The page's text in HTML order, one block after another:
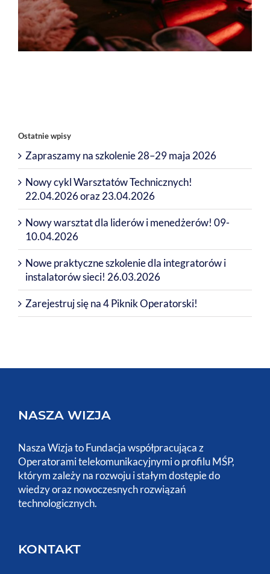
Ostatnie wpisy
Zapraszamy na szkolenie 28–29 maja 2026
Nowy cykl Warsztatów Technicznych!
22.04.2026 oraz 23.04.2026
Nowy warsztat dla liderów i menedżerów! 09-
10.04.2026
Nowe praktyczne szkolenie dla integratorów i
instalatorów sieci! 26.03.2026
Zarejestruj się na 4 Piknik Operatorski!
NASZA WIZJA
Nasza Wizja to Fundacja współpracująca z
Operatorami telekomunikacyjnymi o profilu MŚP,
którym zależy na rozwoju i stałym dostępie do
wiedzy oraz nowoczesnych rozwiązań
technologicznych.
KONTAKT